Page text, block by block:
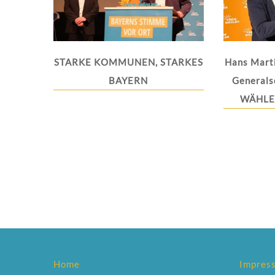
STARKE KOMMUNEN, STARKES
BAYERN
Hans
Home